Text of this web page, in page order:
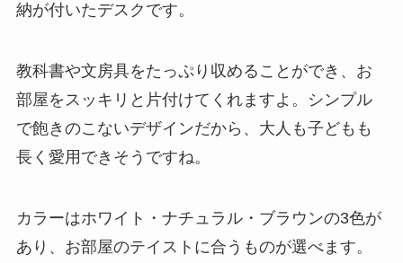
納が付いたデスクです。
教科書や文房具をたっぷり収めることができ、お
部屋をスッキリと片付けてくれますよ。シンプル
で飽きのこないデザインだから、大人も子どもも
長く愛用できそうですね。
カラーはホワイト・ナチュラル・ブラウンの3色が
あり、お部屋のテイストに合うものが選べます。